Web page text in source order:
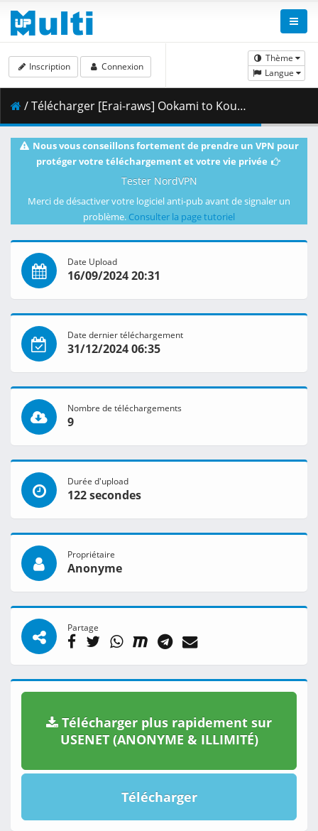
Thème
Langue
Inscription Connexion
/ Télécharger [Erai-raws] Ookami to Koushinryou - Merchant Meets the Wise Wolf - 24 [1080p][Multiple Subtitle][EC94BC21].mkv.003 ( 463.21 MB )
Nous vous conseillons fortement de prendre un VPN pour
protéger votre téléchargement et votre vie privée
Tester NordVPN
Merci de désactiver votre logiciel anti-pub avant de signaler un
problème. Consulter la page tutoriel
Date Upload
16/09/2024 20:31
Date dernier téléchargement
31/12/2024 06:35
Nombre de téléchargements
9
Durée d'upload
122 secondes
Propriétaire
Anonyme
Partage
Télécharger plus rapidement sur
USENET (ANONYME & ILLIMITÉ)
Télécharger